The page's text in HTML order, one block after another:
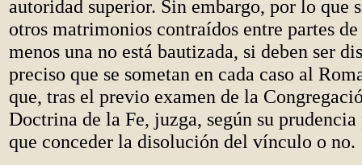
autoridad superior. Sin embargo, por lo que
otros matrimonios contraídos entre partes
menos una no está bautizada, si deben ser
preciso que se sometan en cada caso al
que, tras el previo examen de la
Doctrina de la Fe, juzga, según su
que conceder la disolución del vínculo o no.